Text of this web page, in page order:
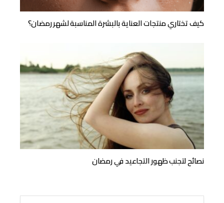
كيف تختاري منتجات العناية بالبشرة المناسبة لشهر رمضان؟
نصائح لتجنب ظهور التجاعيد في رمضان